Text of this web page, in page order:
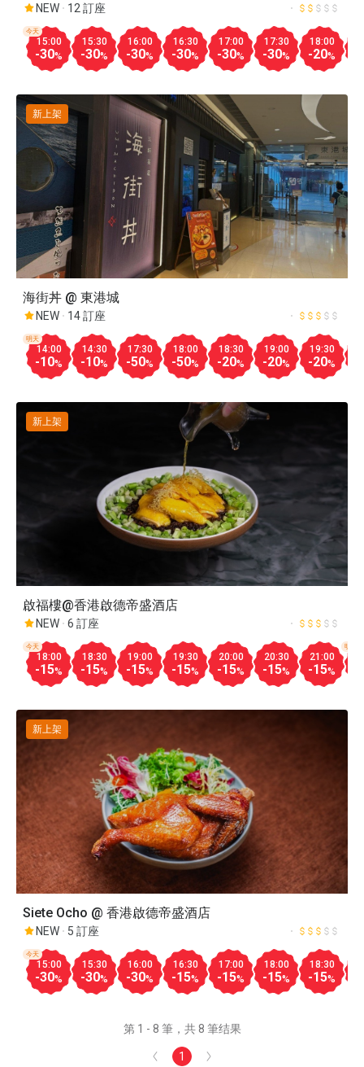
NEW 12 訂座
15:00
-30%
今天
15:30
-30%
16:00
-30%
16:30
-30%
17:00
-30%
17:30
-30%
18:00
-20%
海街丼 @ 東港城
NEW 14 訂座
14:00
-10%
明天
14:30
-10%
17:30
-50%
18:00
-50%
18:30
-20%
19:00
-20%
19:30
-20%
新上架
啟福樓@香港啟德帝盛酒店
NEW 6 訂座
18:00
-15%
今天
18:30
-15%
19:00
-15%
19:30
-15%
20:00
-15%
20:30
-15%
21:00
-15%
明天
新上架
Siete Ocho @ 香港啟德帝盛酒店
NEW 5 訂座
15:00
-30%
今天
15:30
-30%
16:00
-30%
16:30
-15%
17:00
-15%
18:00
-15%
18:30
-15%
新上架
第 1 - 8 筆，共 8 筆结果
1